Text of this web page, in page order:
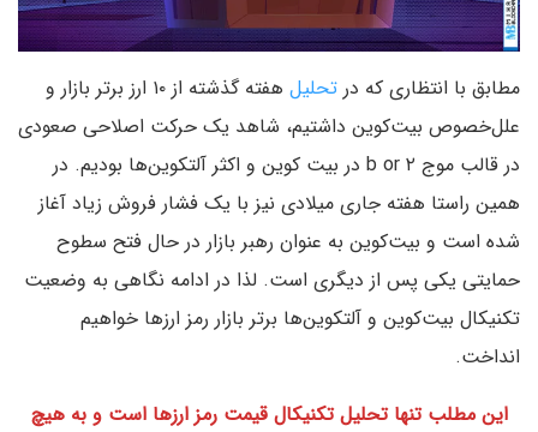
مطابق با انتظاری که در تحلیل
هفته گذشته از ۱۰ ارز برتر بازار و
علل‌خصوص بیت‌کوین داشتیم، شاهد یک حرکت اصلاحی صعودی
در قالب موج ۲ b or در بیت‌ کوین و اکثر آلتکوین‌ها بودیم. در
همین راستا هفته جاری میلادی نیز با یک فشار فروش زیاد آغاز
شده است و بیت‌کوین به عنوان رهبر بازار در حال فتح سطوح
حمایتی یکی پس از دیگری است. لذا در ادامه نگاهی به وضعیت
تکنیکال بیت‌کوین و آلتکوین‌ها برتر بازار رمز ارزها خواهیم
انداخت.
این مطلب تنها تحلیل تکنیکال قیمت رمز ارزها است و به هیچ